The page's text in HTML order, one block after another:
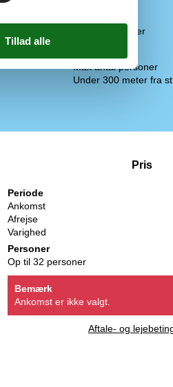
1
El til ladestander
Max antal personer
Under 300 meter fra
Pris
Periode
Ankomst
Afrejse
Varighed
Personer
Op til 32 personer
Bemærk
Ankomst er ikke valgt.
Aftale- og